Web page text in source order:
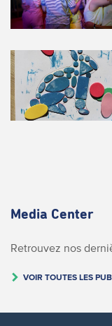
Media Center
Retrouvez nos
VOIR TOUTES LES